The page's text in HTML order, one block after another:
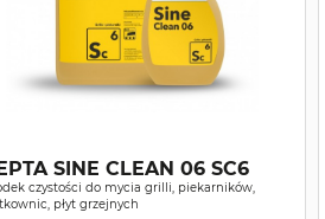
SINE CLEAN 06 SC6
czystości do mycia grilli, piekarników,
płyt grzejnych